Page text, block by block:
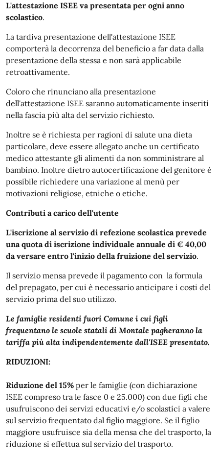
L'attestazione ISEE va presentata per ogni anno
scolastico.
La tardiva presentazione dell'attestazione ISEE
comporterà la decorrenza del beneficio a far data dalla
presentazione della stessa e non sarà applicabile
retroattivamente.
Coloro che rinunciano alla presentazione
dell'attestazione ISEE saranno automaticamente inseriti
nella fascia più alta del servizio richiesto.
Inoltre se è richiesta per ragioni di salute una dieta
particolare, deve essere allegato anche un certificato
medico attestante gli alimenti da non somministrare al
bambino. Inoltre dietro autocertificazione del genitore è
possibile richiedere una variazione al menù per
motivazioni religiose, etniche o etiche.
Contributi a carico dell'utente
L'iscrizione al servizio di refezione scolastica prevede
una quota di iscrizione individuale annuale di € 40,00
da versare entro l'inizio della fruizione del servizio.
Il servizio mensa prevede il pagamento con la formula
del prepagato, per cui è necessario anticipare i costi del
servizio prima del suo utilizzo.
Le famiglie residenti fuori Comune i cui figli
frequentano le scuole statali di Montale pagheranno la
tariffa più alta indipendentemente dall'ISEE presentato.
RIDUZIONI:
Riduzione del 15% per le famiglie (con dichiarazione
ISEE compreso tra le fasce 0 e 25.000) con due figli che
usufruiscono dei servizi educativi e/o scolastici a valere
sul servizio frequentato dal figlio maggiore. Se il figlio
maggiore usufruisce sia della mensa che del trasporto, la
riduzione si effettua sul servizio del trasporto.